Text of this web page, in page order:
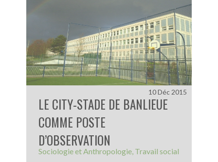
LE CITY-STADE DE BANLIEUE
COMME POSTE
D’OBSERVATION
Sociologie et Anthropologie Travail social
10 Déc 2015